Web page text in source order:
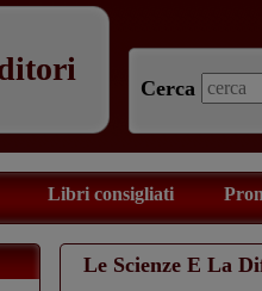
Cerca
Libri consigliati
Le Scienze E La